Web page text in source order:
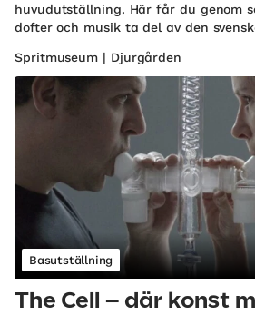
huvudutställning. Här får du genom
dofter och musik ta del av den
Spritmuseum | Djurgården
Basutställning
The Cell – där konst